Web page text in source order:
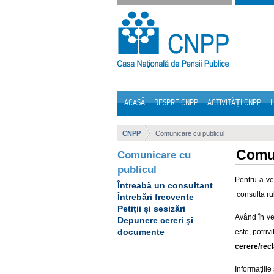
Sari la continut
ACASĂ DESPRE CNPP ACTIVITĂȚI CNPP
CNPP Comunicare cu publicul
Comunicare cu
publicul
Întreabă un consultant
Întrebări frecvente
Petiții și sesizări
Depunere cereri şi
documente
Pentru a
consulta
Având în
este,
cerere/